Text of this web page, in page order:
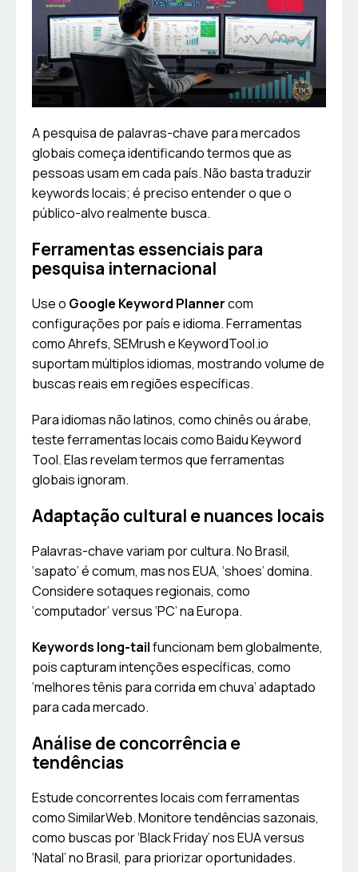
A pesquisa de palavras-chave para mercados
globais começa identificando termos que as
pessoas usam em cada país. Não basta traduzir
keywords locais; é preciso entender o que o
público-alvo realmente busca.
Ferramentas essenciais para
pesquisa internacional
Use o Google Keyword Plannercom
configurações por país e idioma. Ferramentas
como Ahrefs, SEMrush e KeywordTool.io
suportam múltiplos idiomas, mostrando volume de
buscas reais em regiões específicas.
Para idiomas não latinos, como chinês ou árabe,
teste ferramentas locais como Baidu Keyword
Tool. Elas revelam termos que ferramentas
globais ignoram.
Adaptação cultural e nuances locais
Palavras-chave variam por cultura. No Brasil,
‘sapato’ é comum, mas nos EUA, ‘shoes’ domina.
Considere sotaques regionais, como
‘computador’ versus ‘PC’ na Europa.
Keywords long-tailfuncionam bem globalmente,
pois capturam intenções específicas, como
‘melhores tênis para corrida em chuva’ adaptado
para cada mercado.
Análise de concorrência e
tendências
Estude concorrentes locais com ferramentas
como SimilarWeb. Monitore tendências sazonais,
como buscas por ‘Black Friday’ nos EUA versus
‘Natal’ no Brasil, para priorizar oportunidades.